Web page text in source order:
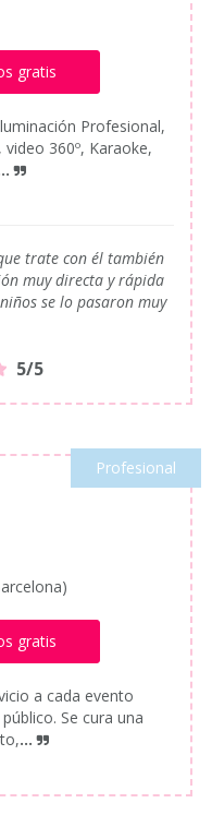
gratis
Profesional,
360º, Karaoke,
trate con él también
muy directa y rápida
se lo pasaron muy
5/5
Profesional
gratis
a cada evento
Se cura una
...